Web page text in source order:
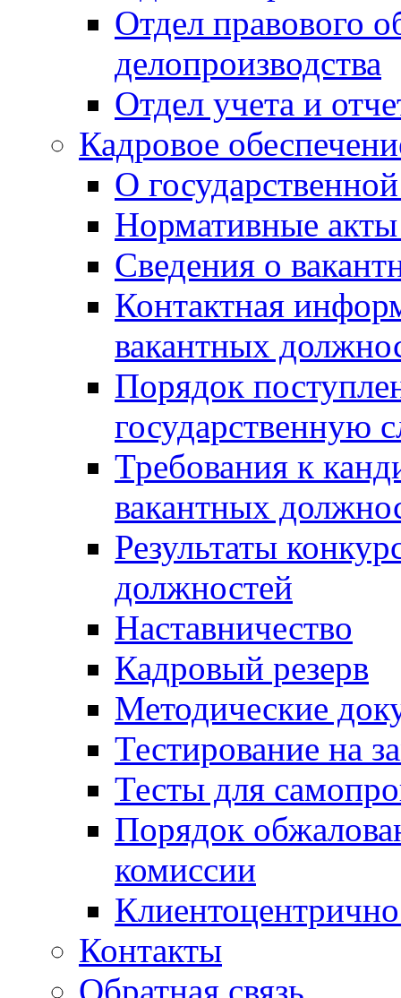
Отдел правового
делопроизводства
Отдел учета и
Кадровое
О
Нормативные акты
Сведения о
Контактная
вакантных
Порядок
государственную
Требования к
вакантных
Результаты
должностей
Наставничество
Кадровый резерв
Методические
Тестирование на
Тесты для
Порядок
комиссии
Контакты
Обратная связь